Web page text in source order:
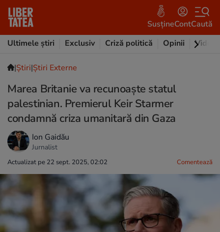
SusțineContCaută
Ultimele știri
Exclusiv Criză politică Opinii Video
|Ştiri|Știri Externe
Marea Britanie va recunoaște statul
palestinian. Premierul Keir Starmer
condamnă criza umanitară din Gaza
Ion Gaidău
Jurnalist
Actualizat pe 22 sept. 2025, 02:02 Comentează